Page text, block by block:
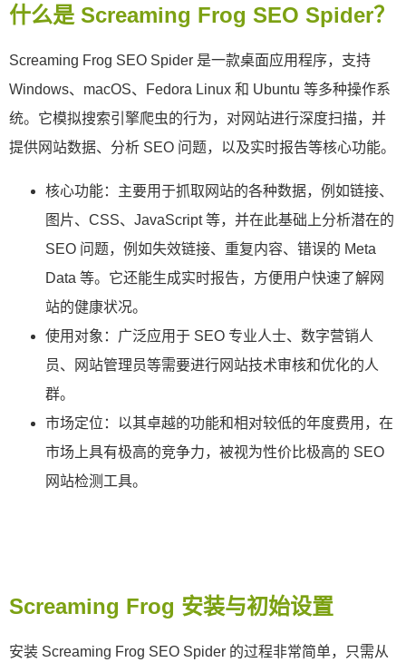
什么是 Screaming Frog SEO Spider？
Screaming Frog SEO Spider 是一款桌面应用程序，支持
Windows、macOS、Fedora Linux 和 Ubuntu 等多种操作系
统。它模拟搜索引擎爬虫的行为，对网站进行深度扫描，并
提供网站数据、分析 SEO 问题，以及实时报告等核心功能。
核心功能：主要用于抓取网站的各种数据，例如链接、
图片、CSS、JavaScript 等，并在此基础上分析潜在的
SEO 问题，例如失效链接、重复内容、错误的 Meta
Data 等。它还能生成实时报告，方便用户快速了解网
站的健康状况。
使用对象：广泛应用于 SEO 专业人士、数字营销人
员、网站管理员等需要进行网站技术审核和优化的人
群。
市场定位：以其卓越的功能和相对较低的年度费用，在
市场上具有极高的竞争力，被视为性价比极高的 SEO
网站检测工具。
Screaming Frog 安装与初始设置
安装 Screaming Frog SEO Spider 的过程非常简单，只需从